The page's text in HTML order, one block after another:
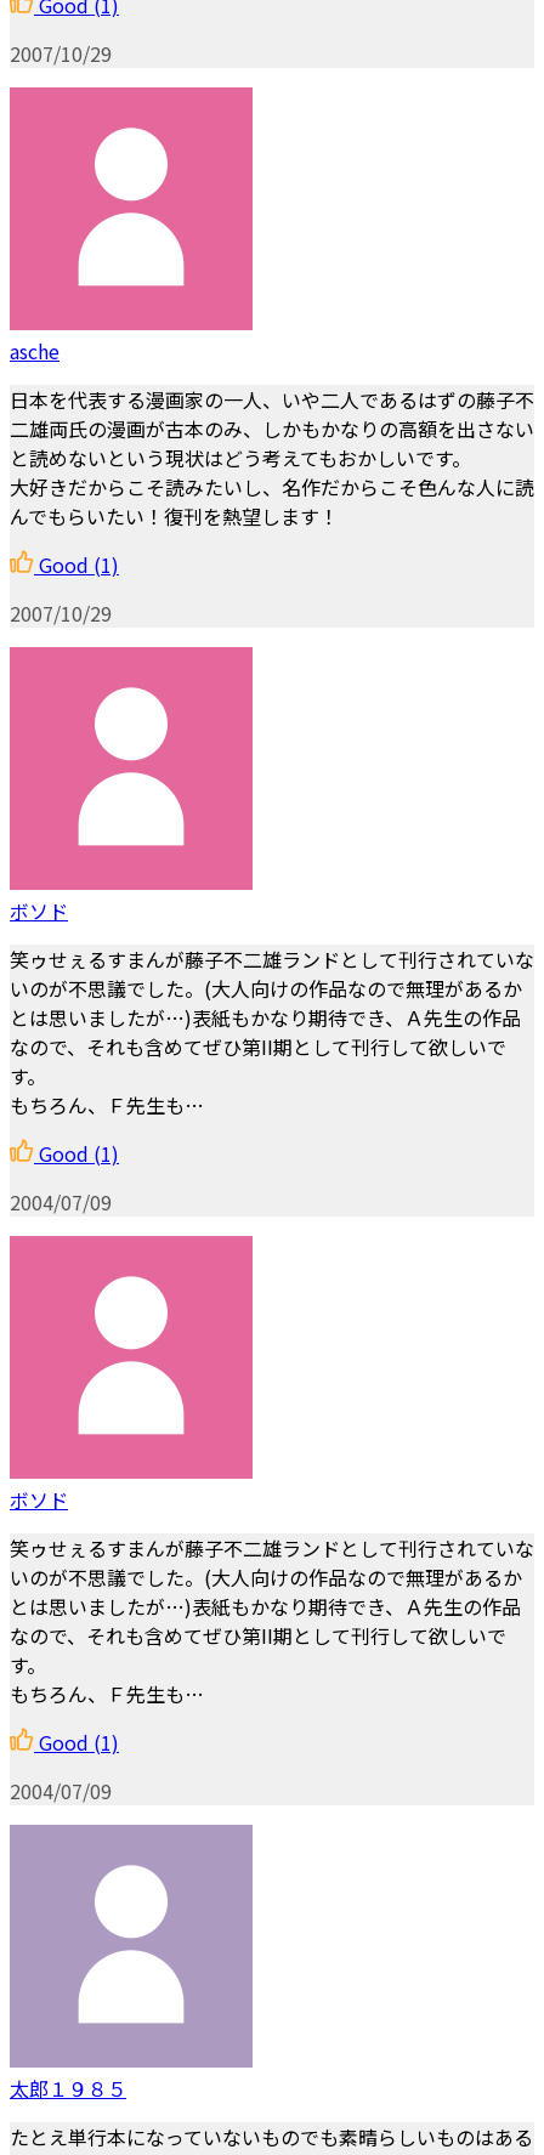
2007/10/29
asche
日本を代表する漫画家の一人、いや二人であるはずの藤子不
二雄両氏の漫画が古本のみ、しかもかなりの高額を出さない
と読めないという現状はどう考えてもおかしいです。
大好きだからこそ読みたいし、名作だからこそ色んな人に読
んでもらいたい！復刊を熱望します！
Good (1)
2007/10/29
ボソド
笑ゥせぇるすまんが藤子不二雄ランドとして刊行されていな
いのが不思議でした。(大人向けの作品なので無理があるか
とは思いましたが…)表紙もかなり期待でき、Ａ先生の作品
なので、それも含めてぜひ第II期として刊行して欲しいで
す。
もちろん、Ｆ先生も…
Good (1)
2004/07/09
ボソド
笑ゥせぇるすまんが藤子不二雄ランドとして刊行されていな
いのが不思議でした。(大人向けの作品なので無理があるか
とは思いましたが…)表紙もかなり期待でき、Ａ先生の作品
なので、それも含めてぜひ第II期として刊行して欲しいで
す。
もちろん、Ｆ先生も…
Good (1)
2004/07/09
太郎１９８５
たとえ単行本になっていないものでも素晴らしいものはある